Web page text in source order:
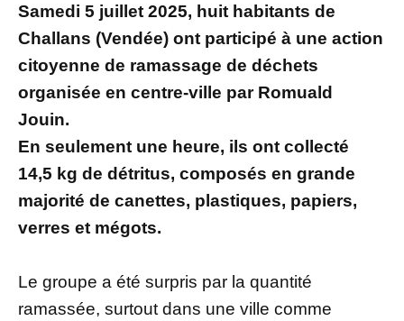
Samedi 5 juillet 2025, huit habitants de
Challans (Vendée) ont participé à une action
citoyenne de ramassage de déchets
organisée en centre-ville par Romuald
Jouin.
En seulement une heure, ils ont collecté
14,5 kg de détritus, composés en grande
majorité de canettes, plastiques, papiers,
verres et mégots.
Le groupe a été surpris par la quantité
ramassée, surtout dans une ville comme